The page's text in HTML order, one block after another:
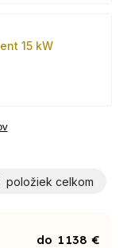
15 kW
položiek celkom
1138 €